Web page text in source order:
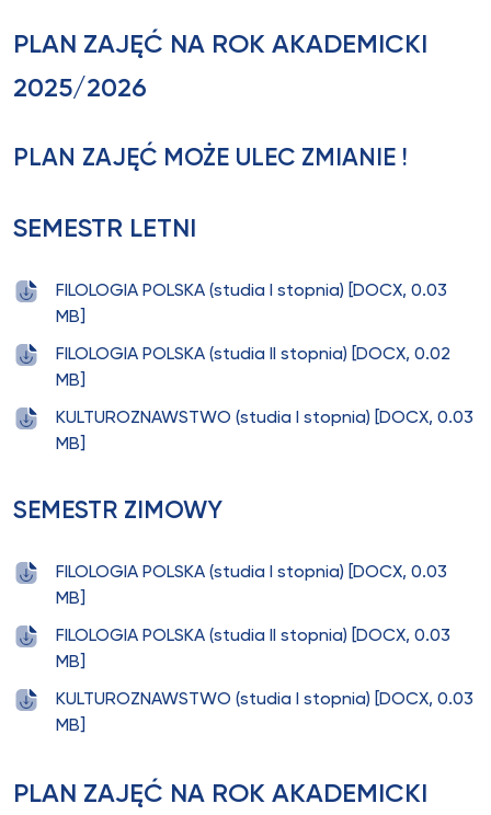
PLAN ZAJĘĆ NA ROK AKADEMICKI
2025/2026
PLAN ZAJĘĆ MOŻE ULEC ZMIANIE !
SEMESTR LETNI
FILOLOGIA POLSKA (studia I stopnia) [DOCX, 0.03
MB]
FILOLOGIA POLSKA (studia II stopnia) [DOCX, 0.02
MB]
KULTUROZNAWSTWO (studia I stopnia) [DOCX, 0.03
MB]
SEMESTR ZIMOWY
FILOLOGIA POLSKA (studia I stopnia) [DOCX, 0.03
MB]
FILOLOGIA POLSKA (studia II stopnia) [DOCX, 0.03
MB]
KULTUROZNAWSTWO (studia I stopnia) [DOCX, 0.03
MB]
PLAN ZAJĘĆ NA ROK AKADEMICKI